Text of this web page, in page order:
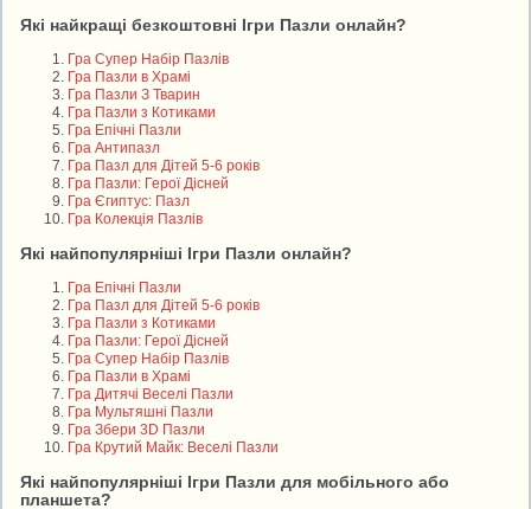
Які найкращі безкоштовні Ігри Пазли онлайн?
Гра Супер Набір Пазлів
Гра Пазли в Храмі
Гра Пазли З Тварин
Гра Пазли з Котиками
Гра Епічні Пазли
Гра Антипазл
Гра Пазл для Дітей 5-6 років
Гра Пазли: Герої Дісней
Гра Єгиптус: Пазл
Гра Колекція Пазлів
Які найпопулярніші Ігри Пазли онлайн?
Гра Епічні Пазли
Гра Пазл для Дітей 5-6 років
Гра Пазли з Котиками
Гра Пазли: Герої Дісней
Гра Супер Набір Пазлів
Гра Пазли в Храмі
Гра Дитячі Веселі Пазли
Гра Мультяшні Пазли
Гра Збери 3D Пазли
Гра Крутий Майк: Веселі Пазли
Які найпопулярніші Ігри Пазли для мобільного або
планшета?